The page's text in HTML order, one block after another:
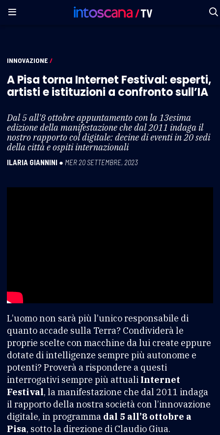
INNOVAZIONE /
A Pisa torna Internet Festival: esperti,
artisti e istituzioni a confronto sull’IA
Dal 5 all'8 ottobre appuntamento con la 13esima
edizione della manifestazione che dal 2011 indaga il
nostro rapporto col digitale: decine di eventi in 20 sedi
della città e ospiti internazionali
ILARIA GIANNINI ● MER 20 SETTEMBRE, 2023
L’uomo non sarà più l’unico responsabile di
quanto accade sulla Terra? Condividerà le
proprie scelte con macchine da lui create eppure
dotate di intelligenze sempre più autonome e
potenti? Proverà a rispondere a questi
interrogativi sempre più attuali Internet
Festival, la manifestazione che dal 2011 indaga
il rapporto della nostra società con l’innovazione
digitale, in programma dal 5 all’8 ottobre a
Pisa, sotto la direzione di Claudio Giua.